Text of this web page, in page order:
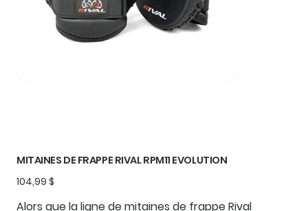
MITAINES DE FRAPPE RIVAL RPM11 EVOLUTION
Prix
104,99 $
Alors que la ligne de mitaines de frappe Rival